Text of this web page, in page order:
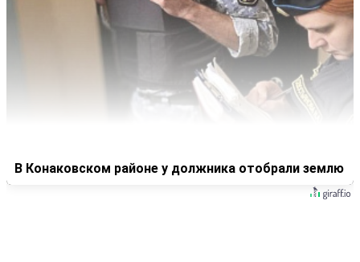
В Конаковском районе у должника отобрали землю